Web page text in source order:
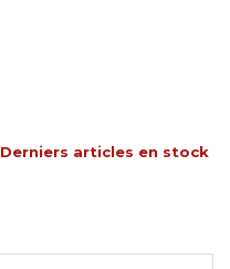
Derniers articles en stock